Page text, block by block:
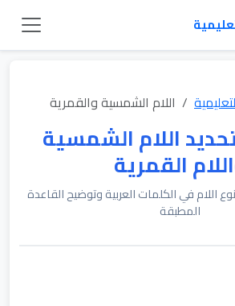
اللام الشمسية والقمرية
اللام الشمسية
القمرية
اللام في الكلمات العربية وتوضيح القاعدة
المطبقة